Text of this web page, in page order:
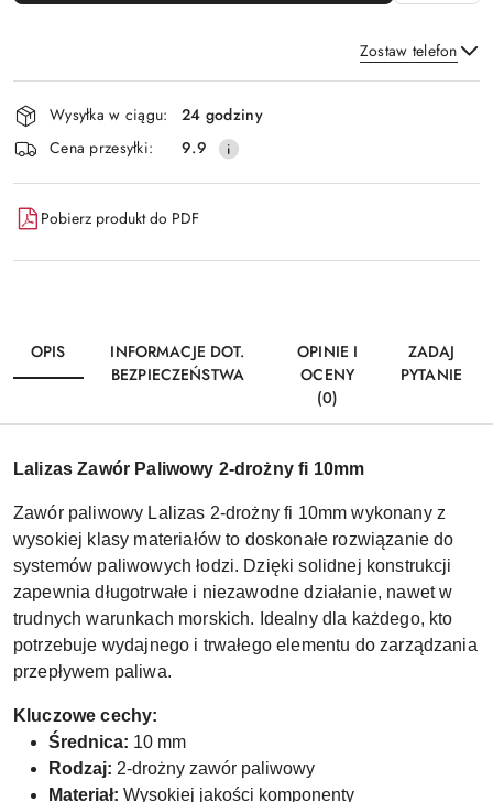
Zostaw telefon
Wyślij
Dostępność
i
dostawa
Wysyłka w ciągu:
24 godziny
Cena przesyłki:
9.9
Pobierz produkt do PDF
OPIS
INFORMACJE DOT.
BEZPIECZEŃSTWA
OPINIE I
OCENY
(0)
ZADAJ
PYTANIE
Lalizas Zawór Paliwowy 2-drożny fi 10mm
Zawór paliwowy Lalizas 2-drożny fi 10mm wykonany z
wysokiej klasy materiałów to doskonałe rozwiązanie do
systemów paliwowych łodzi. Dzięki solidnej konstrukcji
zapewnia długotrwałe i niezawodne działanie, nawet w
trudnych warunkach morskich. Idealny dla każdego, kto
potrzebuje wydajnego i trwałego elementu do zarządzania
przepływem paliwa.
Kluczowe cechy:
Średnica: 10 mm
Rodzaj: 2-drożny zawór paliwowy
Materiał: Wysokiej jakości komponenty